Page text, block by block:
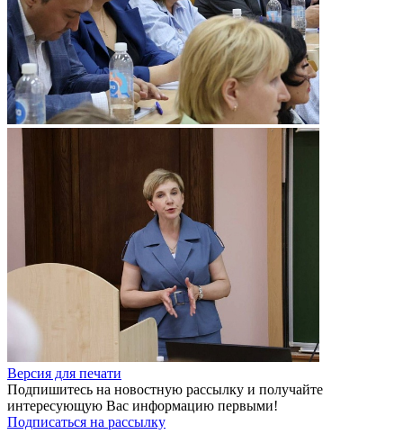
Версия для печати
Подпишитесь на новостную рассылку и получайте
интересующую Вас информацию первыми!
Подписаться на рассылку